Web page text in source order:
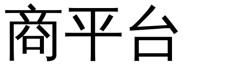
商平台